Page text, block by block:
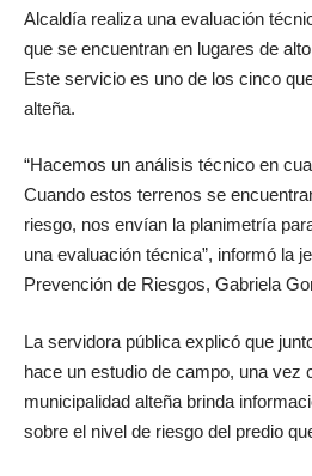
Alcaldía realiza una evaluación
que se encuentran en lugares de
Este servicio es uno de los cinco
alteña.
“Hacemos un análisis técnico en
Cuando estos terrenos se
riesgo, nos envían la planimetría
una evaluación técnica”, informó la
Prevención de Riesgos, Gabriela
La servidora pública explicó que
hace un estudio de campo, una vez
municipalidad alteña brinda
sobre el nivel de riesgo del predio